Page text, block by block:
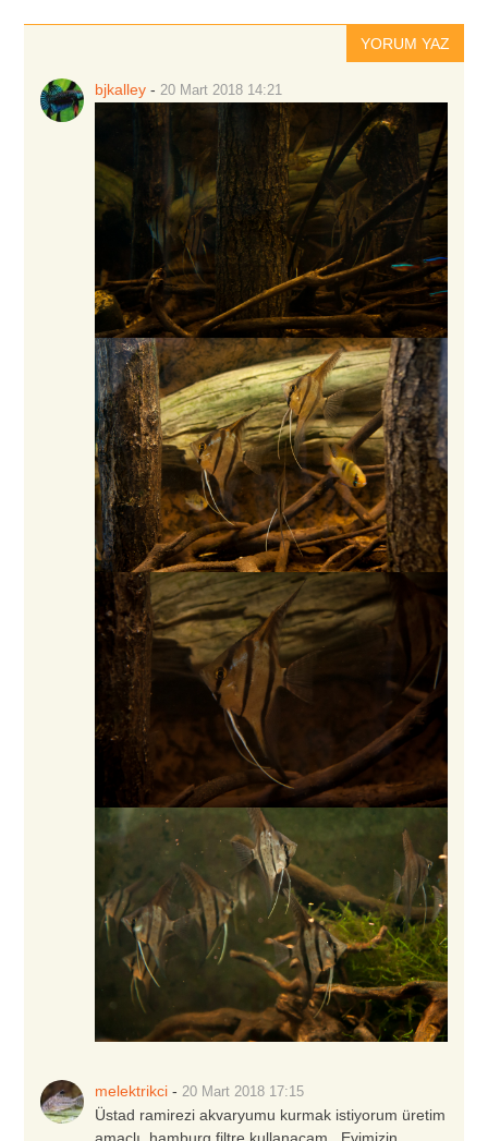
YORUM YAZ
bjkalley - 20 Mart 2018 14:21
melektrikci -20 Mart 2018 17:15
Üstad ramirezi akvaryumu kurmak istiyorum üretim